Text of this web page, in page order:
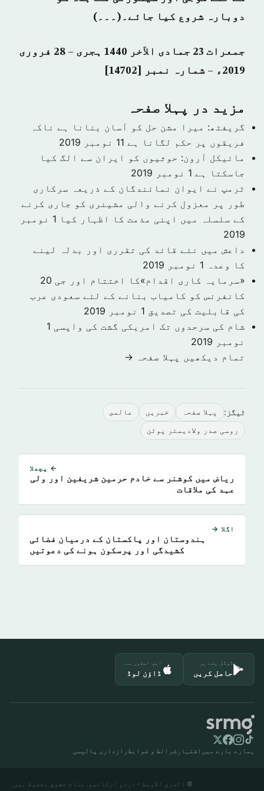
دوبارہ شروع کیا جائے۔(۔۔۔)
جمعرات 23 جمادی الآخر 1440 ہجری – 28 فروری
2019ء – شمارہ نمبر [14702]
مزید در پہلا صفحہ
گریفتھ: میرا مشن حل کو آسان بنانا ہے ناکہ
فریقوں پر حکم لگانا ہے 11 نومبر 2019
مائیکل آرون: حوثیوں کو ایران سے الگ کیا
جاسکتا ہے 1 نومبر 2019
ٹرمپ نے ایوان نمائندگان کے ذریعہ سرکاری
طور پر معزول کرنے والی مشینری کو جاری کرنے
کے سلسلہ میں اپنی مذمت کا اظہار کیا
1 نومبر
2019
داعش میں نئے قائد کی تقرری اور بدلہ لینے
کا وعدہ 1 نومبر 2019
«سرمایہ کاری اقدام»کا اختتام اور جی 20
کانفرنس کو کامیاب بنانے کے لئے سعودی عرب
کی قابلیت کی تصدیق 1 نومبر 2019
شام کی سرحدوں تک امریکی گشت کی واپسی 1
نومبر 2019
تمام دیکھیں پہلا صفحہ →
ٹیگز: پہلا صفحہ خبريں عالمى
روسی صدر ولادیمئر پوٹن
← پچھلا
ریاض میں کوشنر سے خادم حرمین شریفین اور ولی
عہد کی ملاقات
اگلا →
ہندوستان اور پاکستان کے درمیان فضائی
کشیدگی اور پرسکون ہونے کی دعوتیں
گوگل پلے پر
حاصل کریں
ایپ اسٹور سے
ڈاؤن لوڈ
ہمارے بارے میں اشتہار شرائط و ضوابط رازداری پالیسی
© الشرق الأوسط - اردو آرکائیو. تمام حقوق محفوظ ہیں۔